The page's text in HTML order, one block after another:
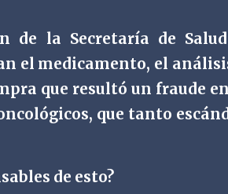
de la Secretaría de
el medicamento, el
que resultó un fraude
que tanto
de esto?